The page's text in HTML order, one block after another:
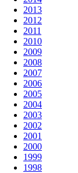
2013
2012
2011
2010
2009
2008
2007
2006
2005
2004
2003
2002
2001
2000
1999
1998